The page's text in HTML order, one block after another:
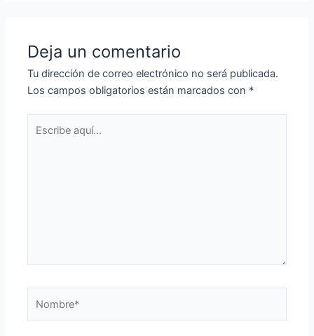
Deja un comentario
Tu dirección de correo electrónico no será publicada.
Los campos obligatorios están marcados con *